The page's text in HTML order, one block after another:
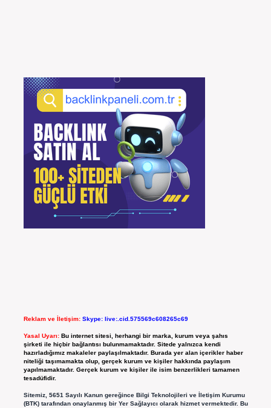
Reklam ve İletişim: Skype: live:.cid.575569c608265c69
Yasal Uyarı: Bu internet sitesi, herhangi bir marka, kurum veya şahıs
şirketi ile hiçbir bağlantısı bulunmamaktadır. Sitede yalnızca kendi
hazırladığımız makaleler paylaşılmaktadır. Burada yer alan içerikler haber
niteliği taşımamakta olup, gerçek kurum ve kişiler hakkında paylaşım
yapılmamaktadır. Gerçek kurum ve kişiler ile isim benzerlikleri tamamen
tesadüfidir.
Sitemiz, 5651 Sayılı Kanun gereğince Bilgi Teknolojileri ve İletişim Kurumu
(BTK) tarafından onaylanmış bir Yer Sağlayıcı olarak hizmet vermektedir. Bu